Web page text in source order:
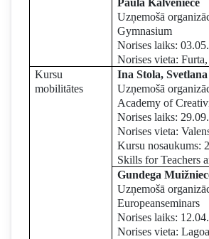
Paula Kalveniece
Uzņemošā
Gymnasium
Norises laiks:
Norises vieta:
Kursu
mobilitātes
Ina Stola,
Uzņemošā
Academy of
Norises laiks:
Norises vieta:
Kursu nosaukums:
Skills for Teachers
Gundega
Uzņemošā
Europeanseminars
Norises laiks:
Norises vieta: